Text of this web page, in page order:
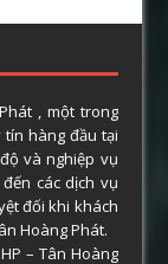
, một trong
hàng đầu tại
và nghiệp vụ
các dịch vụ
đối khi khách
Hoàng Phát.
– Tân Hoàng